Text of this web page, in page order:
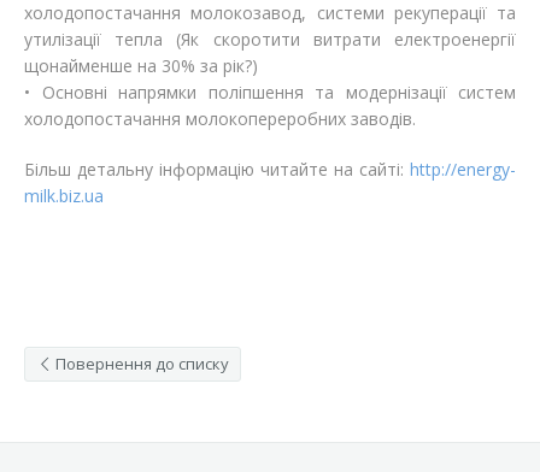
холодопостачання молокозавод, системи рекуперації та
утилізації тепла (Як скоротити витрати електроенергії
щонайменше на 30% за рік?)
• Основні напрямки поліпшення та модернізації систем
холодопостачання молокопереробних заводів.
Більш детальну інформацію читайте на сайті: http://energy-
milk.biz.ua
Повернення до списку